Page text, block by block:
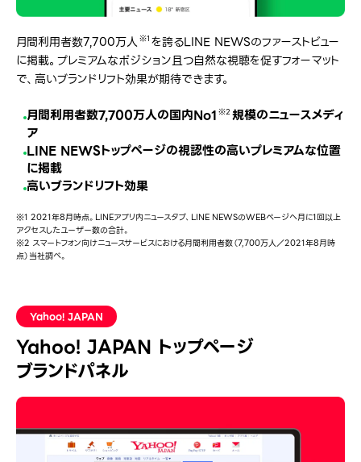
月間利用者数7,700万人※1 を誇るLINE NEWSのファーストビュー
に掲載。プレミアムなポジション且つ自然な視聴を促すフォーマット
で、高いブランドリフト効果が期待できます。
月間利用者数7,700万人の国内No1 ※2規模のニュースメディ
ア
LINE NEWSトップページの視認性の高いプレミアムな位置
に掲載
高いブランドリフト効果
※1 2021年8月時点。LINEアプリ内ニュースタブ、LINE NEWSのWEBページへ月に1回以上
アクセスしたユーザー数の合計。
※2 スマートフォン向けニュースサービスにおける月間利用者数（7,700万人／2021年8月時
点）当社調べ。
Yahoo! JAPAN
Yahoo! JAPAN トップページ
ブランドパネル